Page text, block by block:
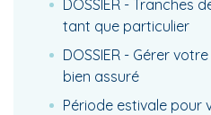
DOSSIER - Tranches
tant que particulier
DOSSIER - Gérer
bien assuré
Période estivale pour